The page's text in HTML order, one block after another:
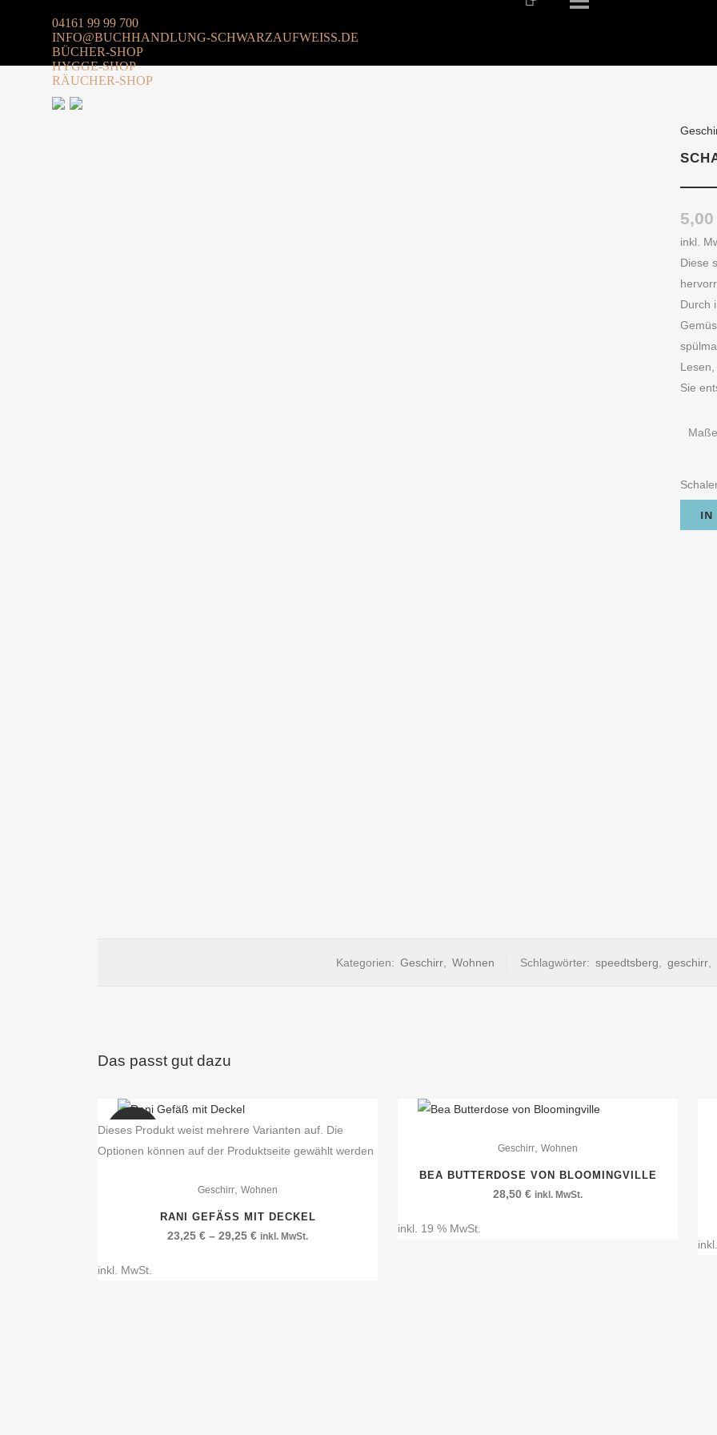
04161 99 99 700
INFO@BUCHHANDLUNG-SCHWARZAUFWEISS.DE
BÜCHER-SHOP
HYGGE-SHOP
RÄUCHER-SHOP
inkl.
Diese
Durch
Sie
Maße
IN
Kategorien: Geschirr, Wohnen Schlagwörter: speedtsberg geschirr,
Das passt gut dazu
SALE
Dieses Produkt weist mehrere Varianten auf. Die
Optionen können auf der Produktseite gewählt werden
Geschirr Wohnen
RANI GEFÄSS MIT DECKEL
23,25 € – 29,25 € inkl. MwSt.
inkl. MwSt.
Geschirr Wohnen
BEA BUTTERDOSE VON BLOOMINGVILLE
28,50 € inkl. MwSt.
inkl. 19 % MwSt.